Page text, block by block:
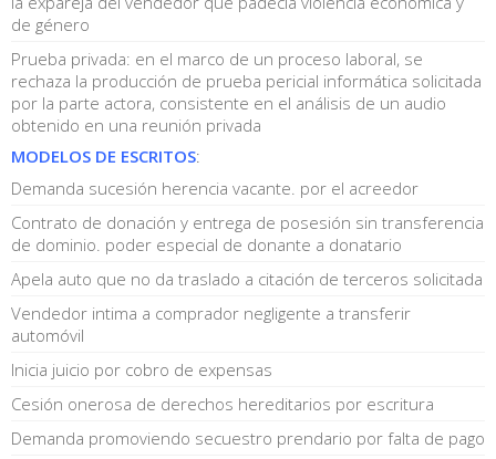
de género
Prueba privada: en el marco de un proceso laboral, se
rechaza la producción de prueba pericial informática solicitada
por la parte actora, consistente en el análisis de un audio
obtenido en una reunión privada
MODELOS DE ESCRITOS:
Demanda sucesión herencia vacante. por el acreedor
Contrato de donación y entrega de posesión sin transferencia
de dominio. poder especial de donante a donatario
Apela auto que no da traslado a citación de terceros solicitada
Vendedor intima a comprador negligente a transferir
automóvil
Inicia juicio por cobro de expensas
Cesión onerosa de derechos hereditarios por escritura
Demanda promoviendo secuestro prendario por falta de pago